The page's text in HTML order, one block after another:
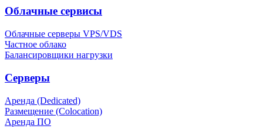
Облачные сервисы
Облачные серверы VPS/VDS
Частное облако
Балансировщики нагрузки
Серверы
Аренда (Dedicated)
Размещение (Colocation)
Аренда ПО